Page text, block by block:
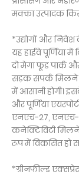
मक्का उत्पादक
*उद्योगों और
यह हाईवे पूर्णिया
दो मेगा फूड पार्क
सड़क संपर्क मिलने
में आसानी होगी।
और पूर्णिया
एनएच-27, एनएच-
कनेक्टिविटी
रूप में विकसित हो
*ग्रीनफील्ड